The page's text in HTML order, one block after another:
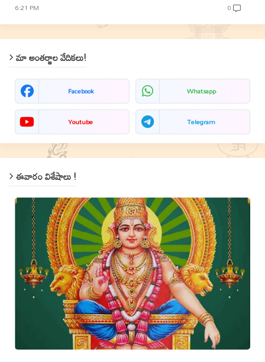
6:21 PM 0
మా అంతర్జాల వేదికలు!
Facebook Whatsapp
Youtube Telegram
ఈవారం విశేషాలు !